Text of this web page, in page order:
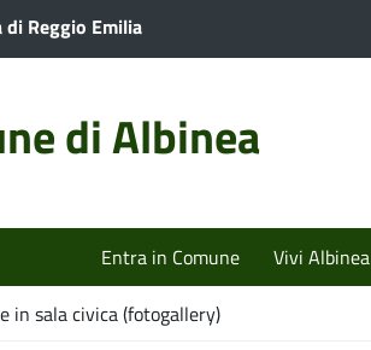
di Reggio Emilia
di Albinea
Entra in Comune Vivi Albinea
in sala civica (fotogallery)